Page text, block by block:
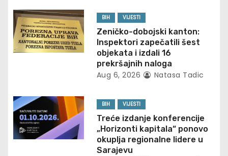
a
t
i
n
BIH VIJESTI
Zeničko-dobojski kanton:
Inspektori zapečatili šest
objekata i izdali 16
prekršajnih naloga
Aug 6, 2026 Natasa Tadic
BIH VIJESTI
Treće izdanje konferencije
„Horizonti kapitala“ ponovo
okuplja regionalne lidere u
Sarajevu